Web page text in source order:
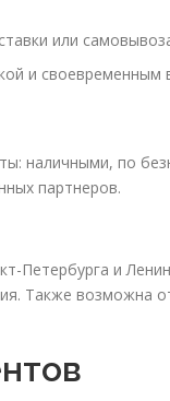
или
и своевременным
наличными, по
партнеров.
Петербурга и
Также возможна